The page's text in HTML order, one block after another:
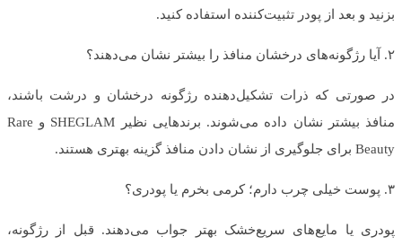
بزنید و بعد از پودر تثبیت‌کننده استفاده کنید.
۲. آیا رژگونه‌های درخشان منافذ را بیشتر نشان می‌دهند؟
در صورتی که ذرات تشکیل‌دهنده رژگونه درخشان و درشت باشند،
منافذ بیشتر نشان داده می‌شوند. برندهایی نظیر SHEGLAM و Rare
Beauty برای جلوگیری از نشان دادن منافذ گزینه بهتری هستند.
۳. پوست خیلی چرب دارم؛ کرمی بخرم یا پودری؟
پودری یا مایع‌های سریع‌خشک بهتر جواب می‌دهند. قبل از رژگونه،